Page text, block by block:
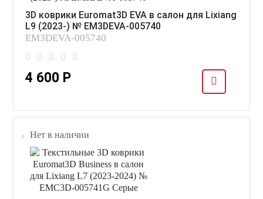
3D коврики Euromat3D EVA в салон для Lixiang
L9 (2023-) № EM3DEVA-005740
EM3DEVA-005740
4 600 Р
Нет в наличии